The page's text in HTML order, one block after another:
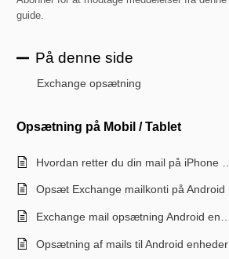
guide.
På denne side
Exchange opsætning
Opsætning på Mobil / Tablet
Opsæt Exchange mailkonti på Android
Opsætning af mails til Android enheder